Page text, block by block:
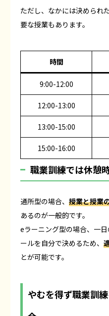
ただし、なかには決められ
要な授業もあります。
時間
9:00-12:00
12:00-13:00
13:00-15:00
15:00-16:00
職業訓練では休憩
通所型の場合、 授業と授業
あるのが一般的です。
eラーニング型の場合、一
ールを自分で決めるため、
とが可能です。
やむを得ず職業訓